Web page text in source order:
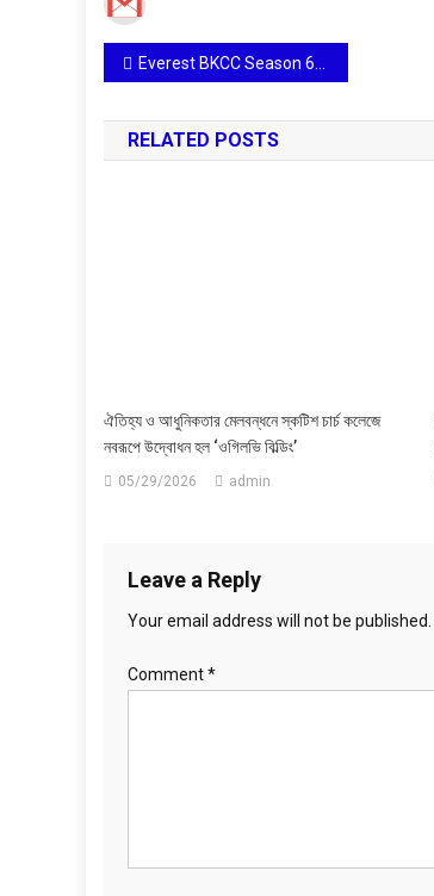
Post
navigation
Everest BKCC Season 6 West Bengal Semi-Finals: A Culinary Celebration of Tradition & Innovation
RELATED POSTS
ঐতিহ্য ও আধুনিকতার মেলবন্ধনে স্কটিশ চার্চ কলেজে
নবরূপে উদ্বোধন হল ‘ওগিলভি বিল্ডিং’
05/29/2026 admin
Leave a Reply
Your email address will not be published.
Comment*